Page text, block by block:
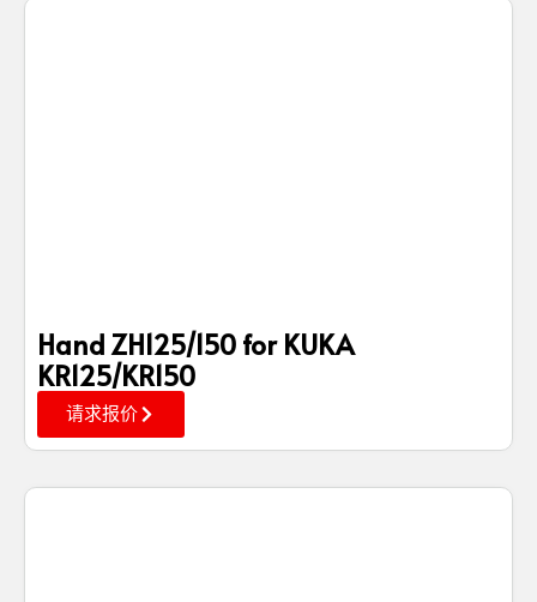
Hand ZH125/150 for KUKA
KR125/KR150
请求报价